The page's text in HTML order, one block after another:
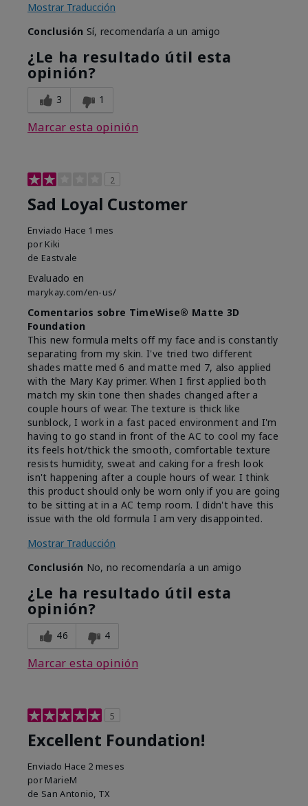
Mostrar Traducción
Conclusión Sí, recomendaría a un amigo
¿Le ha resultado útil esta
opinión?
3 1
Marcar esta opinión
2
Sad Loyal Customer
Enviado Hace 1 mes
por Kiki
de Eastvale
Evaluado en
marykay.com/en-us/
Comentarios sobre TimeWise® Matte 3D
Foundation
This new formula melts off my face and is constantly
separating from my skin. I've tried two different
shades matte med 6 and matte med 7, also applied
with the Mary Kay primer. When I first applied both
match my skin tone then shades changed after a
couple hours of wear. The texture is thick like
sunblock, I work in a fast paced environment and I'm
having to go stand in front of the AC to cool my face
its feels hot/thick the smooth, comfortable texture
resists humidity, sweat and caking for a fresh look
isn't happening after a couple hours of wear. I think
this product should only be worn only if you are going
to be sitting at in a AC temp room. I didn't have this
issue with the old formula I am very disappointed.
Mostrar Traducción
Conclusión No, no recomendaría a un amigo
¿Le ha resultado útil esta
opinión?
46 4
Marcar esta opinión
5
Excellent Foundation!
Enviado Hace 2 meses
por MarieM
de San Antonio, TX